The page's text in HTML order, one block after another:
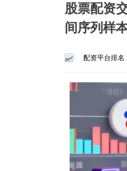
股票配资
间序列样
配资平台排名